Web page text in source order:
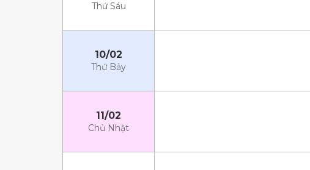
Thứ Sáu
10/02
Thứ Bảy
11/02
Chủ Nhật